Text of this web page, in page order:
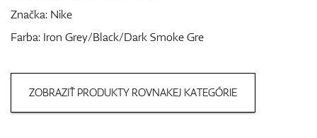
Vozíky
Značka: Nike
Farba: Iron Grey/Black/Dark Smoke Gre
ZOBRAZIŤ PRODUKTY ROVNAKEJ KATEGÓRIE